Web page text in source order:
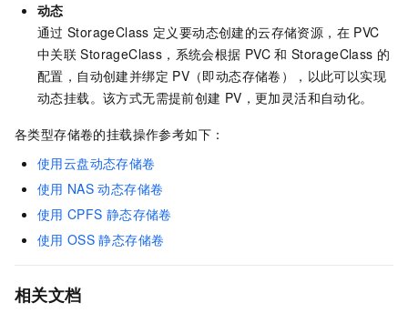
动态
通过 StorageClass 定义要动态创建的云存储资源，在 PVC
中关联 StorageClass，系统会根据 PVC 和 StorageClass 的
配置，自动创建并绑定 PV（即动态存储卷），以此可以实现
动态挂载。该方式无需提前创建 PV，更加灵活和自动化。
各类型存储卷的挂载操作参考如下：
使用云盘动态存储卷
使用 NAS 动态存储卷
使用 CPFS 静态存储卷
使用 OSS 静态存储卷
相关文档